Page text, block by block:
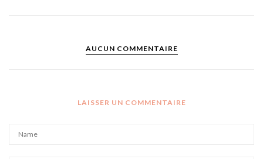
AUCUN COMMENTAIRE
LAISSER UN COMMENTAIRE